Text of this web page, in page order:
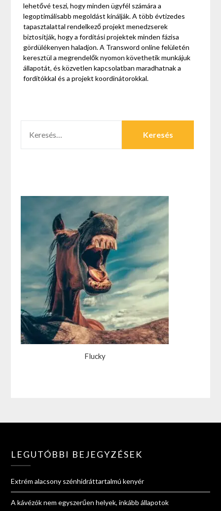
lehetővé teszi, hogy minden ügyfél számára a
legoptimálisabb megoldást kínálják. A több évtizedes
tapasztalattal rendelkező projekt menedzserek
biztosítják, hogy a fordítási projektek minden fázisa
gördülékenyen haladjon. A Transword online felületén
keresztül a megrendelők nyomon követhetik munkájuk
állapotát, és közvetlen kapcsolatban maradhatnak a
fordítókkal és a projekt koordinátorokkal.
Flucky
LEGUTÓBBI BEJEGYZÉSEK
Extrém alacsony szénhidráttartalmú kenyér
A kávézók nem egyszerűen helyek, inkább állapotok